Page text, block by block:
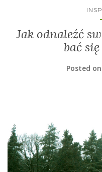
Jak odnaleźć
bać
Posted on